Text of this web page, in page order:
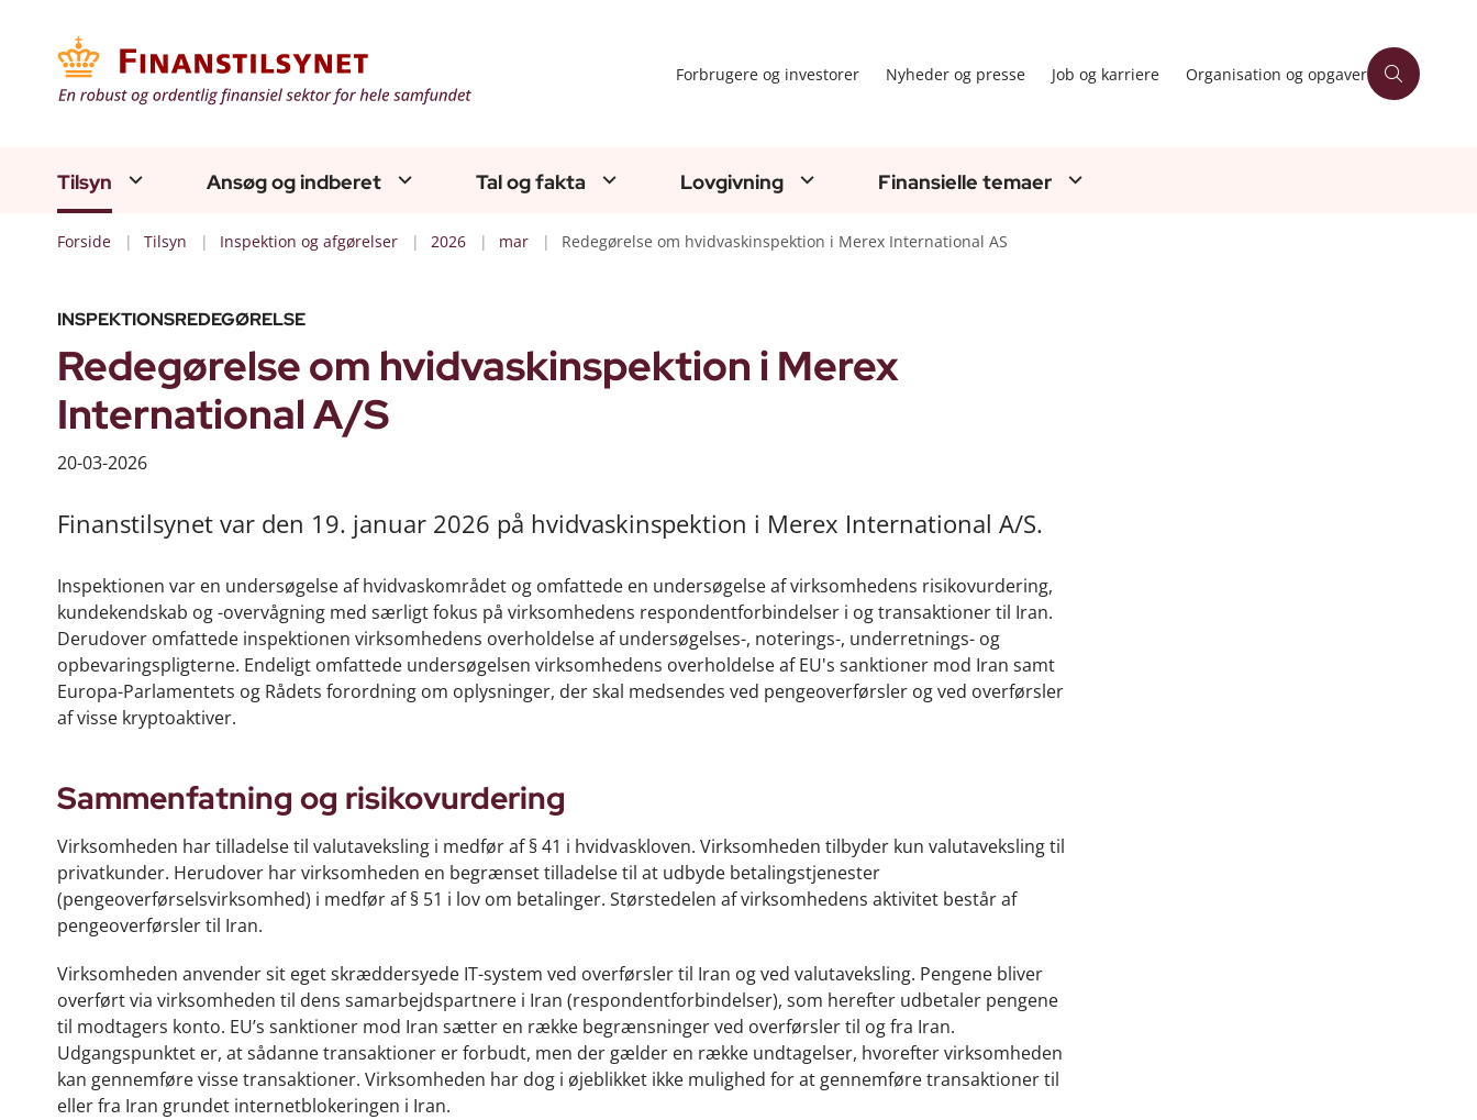
Forbrugere og investorer Nyheder og presse Job og karriere Organisation og opgaver
Tilsyn Ansøg og indberet Tal og fakta Lovgivning Finansielle temaer
Forside Tilsyn Inspektion og afgørelser 2026 mar Redegørelse om hvidvaskinspektion i Merex International AS
INSPEKTIONSREDEGØRELSE
Redegørelse om hvidvaskinspektion i Merex
International A/S
20-03-2026
Finanstilsynet var den 19. januar 2026 på hvidvaskinspektion i Merex International A/S.
Inspektionen var en undersøgelse af hvidvaskområdet og omfattede en undersøgelse af virksomhedens risikovurdering,
kundekendskab og -overvågning med særligt fokus på virksomhedens respondentforbindelser i og transaktioner til Iran.
Derudover omfattede inspektionen virksomhedens overholdelse af undersøgelses-, noterings-, underretnings- og
opbevaringspligterne. Endeligt omfattede undersøgelsen virksomhedens overholdelse af EU's sanktioner mod Iran samt
Europa-Parlamentets og Rådets forordning om oplysninger, der skal medsendes ved pengeoverførsler og ved overførsler
af visse kryptoaktiver.
Sammenfatning og risikovurdering
Virksomheden har tilladelse til valutaveksling i medfør af § 41 i hvidvaskloven. Virksomheden tilbyder kun valutaveksling til
privatkunder. Herudover har virksomheden en begrænset tilladelse til at udbyde betalingstjenester
(pengeoverførselsvirksomhed) i medfør af § 51 i lov om betalinger. Størstedelen af virksomhedens aktivitet består af
pengeoverførsler til Iran.
Virksomheden anvender sit eget skræddersyede IT-system ved overførsler til Iran og ved valutaveksling. Pengene bliver
overført via virksomheden til dens samarbejdspartnere i Iran (respondentforbindelser), som herefter udbetaler pengene
til modtagers konto. EU’s sanktioner mod Iran sætter en række begrænsninger ved overførsler til og fra Iran.
Udgangspunktet er, at sådanne transaktioner er forbudt, men der gælder en række undtagelser, hvorefter virksomheden
kan gennemføre visse transaktioner. Virksomheden har dog i øjeblikket ikke mulighed for at gennemføre transaktioner til
eller fra Iran grundet internetblokeringen i Iran.